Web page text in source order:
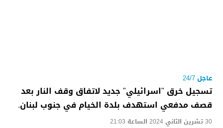
عاجل 24/7
تسجيل خرق "اسرائيلي" جديد لاتفاق وقف النار بعد
قصف مدفعي استهدف بلدة الخيام في جنوب لبنان.
30 تشرين الثاني 2024 الساعة 21:03